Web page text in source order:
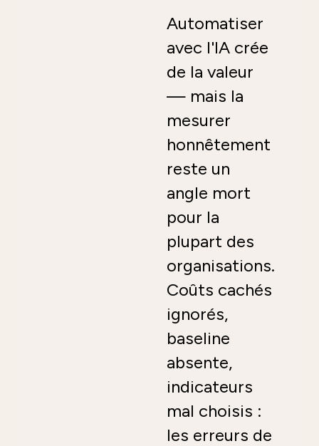
Automatiser
avec l'IA crée
de la valeur
— mais la
mesurer
honnêtement
reste un
angle mort
pour la
plupart des
organisations.
Coûts cachés
ignorés,
baseline
absente,
indicateurs
mal choisis :
les erreurs de